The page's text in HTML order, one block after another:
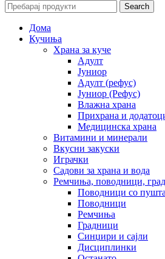
Search
Дома
Кучиња
Храна за куче
Адулт
Јуниор
Адулт (рефус)
Јуниор (Рефус)
Влажна храна
Прихрана и
Медицинска храна
Витамини и минерали
Вкусни закуски
Играчки
Садови за храна и вода
Ремчиња, поводници,
Поводници со
Поводници
Ремчиња
Градници
Синџири и сајли
Дисциплинки